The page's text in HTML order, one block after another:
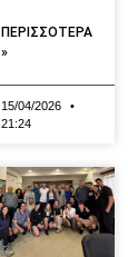
ΠΕΡΙΣΣΟΤΕΡΑ
»
15/04/2026
21:24